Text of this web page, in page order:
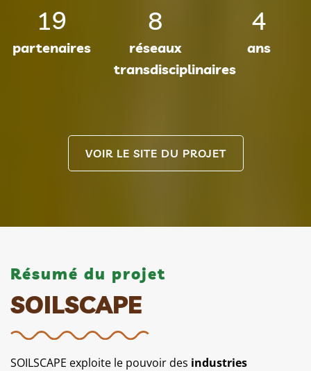
19
partenaires
8
réseaux
transdisciplinaires
4
ans
VOIR LE SITE DU PROJET
Résumé du projet
SOILSCAPE
SOILSCAPE exploite le pouvoir des industries